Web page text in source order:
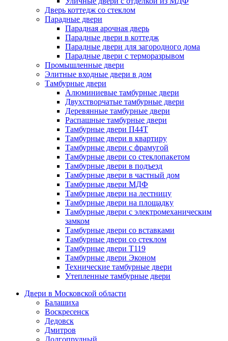
Дверь коттедж со стеклом
Парадные двери
Парадная арочная дверь
Парадные двери в коттедж
Парадные двери для загородного дома
Парадные двери с терморазрывом
Промышленные двери
Элитные входные двери в дом
Тамбурные двери
Алюминиевые тамбурные двери
Двухстворчатые тамбурные двери
Деревянные тамбурные двери
Распашные тамбурные двери
Тамбурные двери П44Т
Тамбурные двери в квартиру
Тамбурные двери с фрамугой
Тамбурные двери со стеклопакетом
Тамбурные двери в подъезд
Тамбурные двери в частный дом
Тамбурные двери МДФ
Тамбурные двери на лестницу
Тамбурные двери на площадку
Тамбурные двери с электромеханическим
замком
Тамбурные двери со вставками
Тамбурные двери со стеклом
Тамбурные двери Т119
Тамбурные двери Эконом
Технические тамбурные двери
Утепленные тамбурные двери
Двери в Московской области
Балашиха
Воскресенск
Дедовск
Дмитров
Долгопрудный